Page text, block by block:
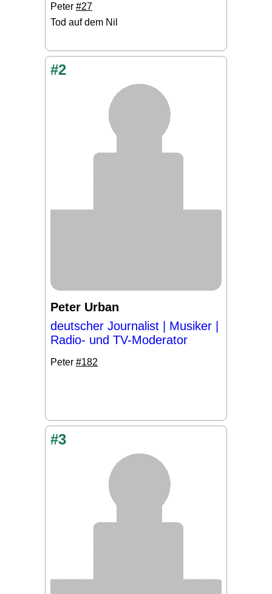
Peter #27
Tod auf dem Nil
#2
Peter Urban
deutscher Journalist | Musiker |
Radio- und TV-Moderator
Peter #182
#3